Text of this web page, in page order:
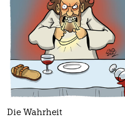
Die Wahrheit